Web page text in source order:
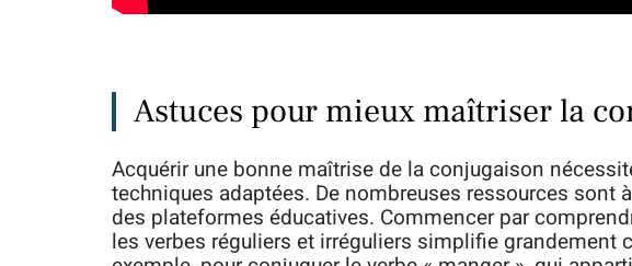
Astuces pour mieux maîtriser la
Acquérir une bonne maîtrise de la conjugaison
techniques adaptées. De nombreuses ressources sont
des plateformes éducatives. Commencer par
les verbes réguliers et irréguliers simplifie grandement